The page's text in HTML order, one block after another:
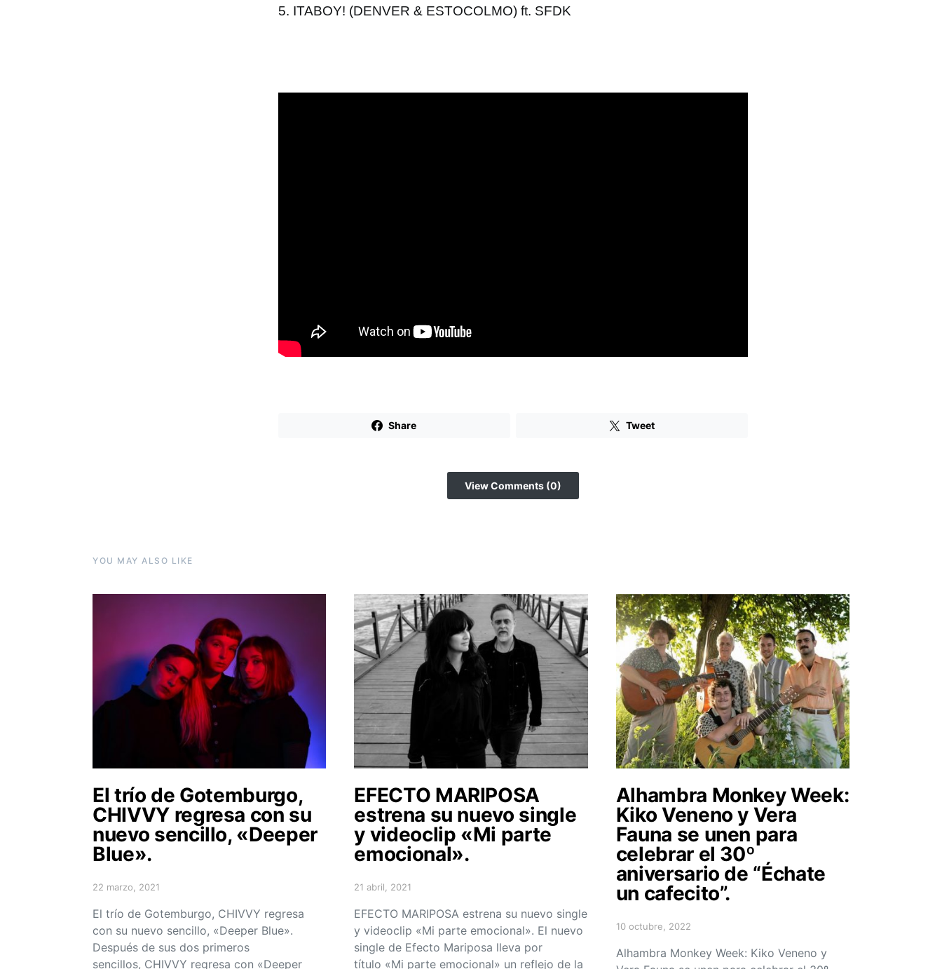
5. ITABOY! (DENVER & ESTOCOLMO) ft. SFDK
Share Tweet
View Comments (0)
YOU MAY ALSO LIKE
El trío de Gotemburgo,
CHIVVY regresa con su
nuevo sencillo, «Deeper
Blue».
Posted on
22 marzo, 2021
El trío de Gotemburgo, CHIVVY regresa
con su nuevo sencillo, «Deeper Blue».
Después de sus dos primeros
sencillos, CHIVVY regresa con «Deeper
EFECTO MARIPOSA
estrena su nuevo single
y videoclip «Mi parte
emocional».
Posted on
21 abril, 2021
EFECTO MARIPOSA estrena su nuevo single
y videoclip «Mi parte emocional». El nuevo
single de Efecto Mariposa lleva por
título «Mi parte emocional» un reflejo de la
Alhambra Monkey Week:
Kiko Veneno y Vera
Fauna se unen para
celebrar el 30º
aniversario de “Échate
un cafecito”.
Posted on
10 octubre, 2022
Alhambra Monkey Week: Kiko Veneno y